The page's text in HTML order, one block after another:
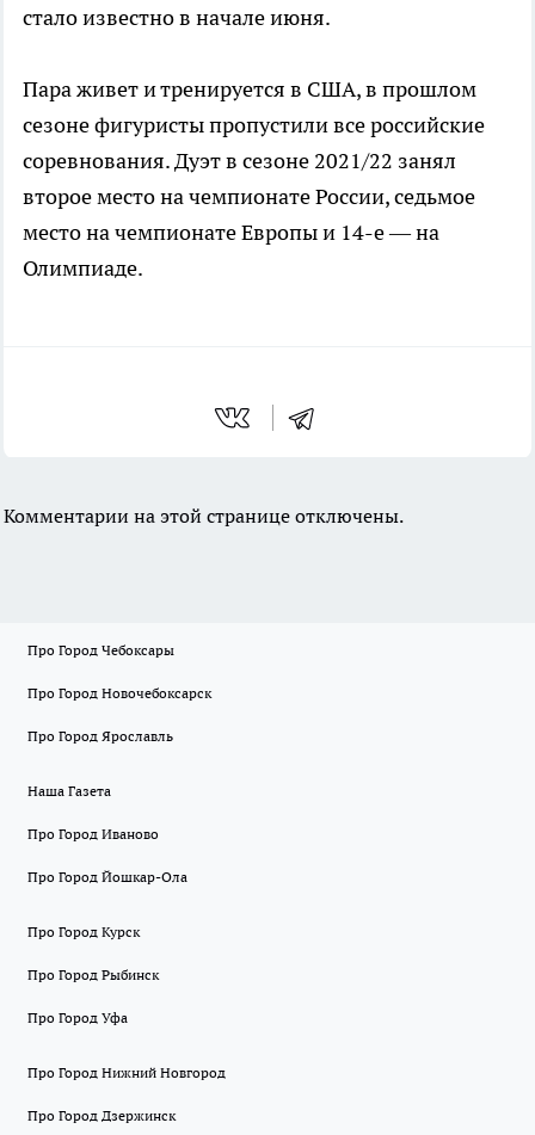
стало известно в начале июня.
Пара живет и тренируется в США, в прошлом
сезоне фигуристы пропустили все российские
соревнования. Дуэт в сезоне 2021/22 занял
второе место на чемпионате России, седьмое
место на чемпионате Европы и 14-е — на
Олимпиаде.
Комментарии на этой странице отключены.
Про Город Чебоксары
Про Город Новочебоксарск
Про Город Ярославль
Наша Газета
Про Город Иваново
Про Город Йошкар-Ола
Про Город Курск
Про Город Рыбинск
Про Город Уфа
Про Город Нижний Новгород
Про Город Дзержинск